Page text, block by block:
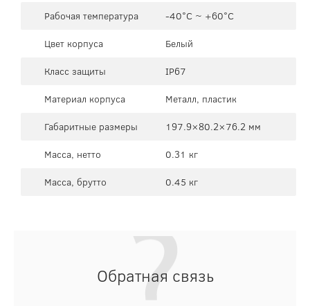
Рабочая температура
-40°C ~ +60°C
Цвет корпуса
Белый
Класс защиты
IP67
Материал корпуса
Металл, пластик
Габаритные размеры
197.9×80.2×76.2 мм
Масса, нетто
0.31 кг
Масса, брутто
0.45 кг
Обратная связь